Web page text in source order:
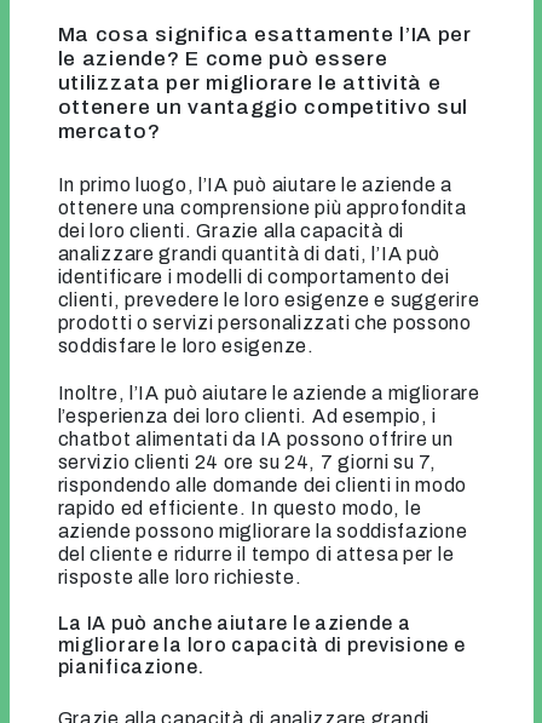
Ma cosa significa esattamente l’IA per
le aziende? E come può essere
utilizzata per migliorare le attività e
ottenere un vantaggio competitivo sul
mercato?
In primo luogo, l’IA può aiutare le aziende a
ottenere una comprensione più approfondita
dei loro clienti. Grazie alla capacità di
analizzare grandi quantità di dati, l’IA può
identificare i modelli di comportamento dei
clienti, prevedere le loro esigenze e suggerire
prodotti o servizi personalizzati che possono
soddisfare le loro esigenze.
Inoltre, l’IA può aiutare le aziende a migliorare
l’esperienza dei loro clienti. Ad esempio, i
chatbot alimentati da IA possono offrire un
servizio clienti 24 ore su 24, 7 giorni su 7,
rispondendo alle domande dei clienti in modo
rapido ed efficiente. In questo modo, le
aziende possono migliorare la soddisfazione
del cliente e ridurre il tempo di attesa per le
risposte alle loro richieste.
La IA può anche aiutare le aziende a
migliorare la loro capacità di previsione e
pianificazione.